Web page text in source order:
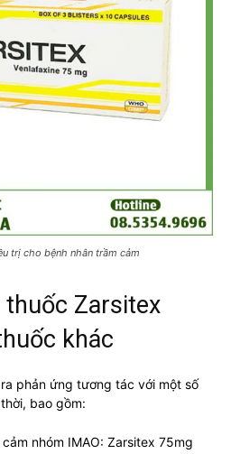
trị cho bệnh nhân trầm cảm
Zarsitex
khác
phản ứng tương tác với một số
bao gồm:
nhóm IMAO: Zarsitex 75mg